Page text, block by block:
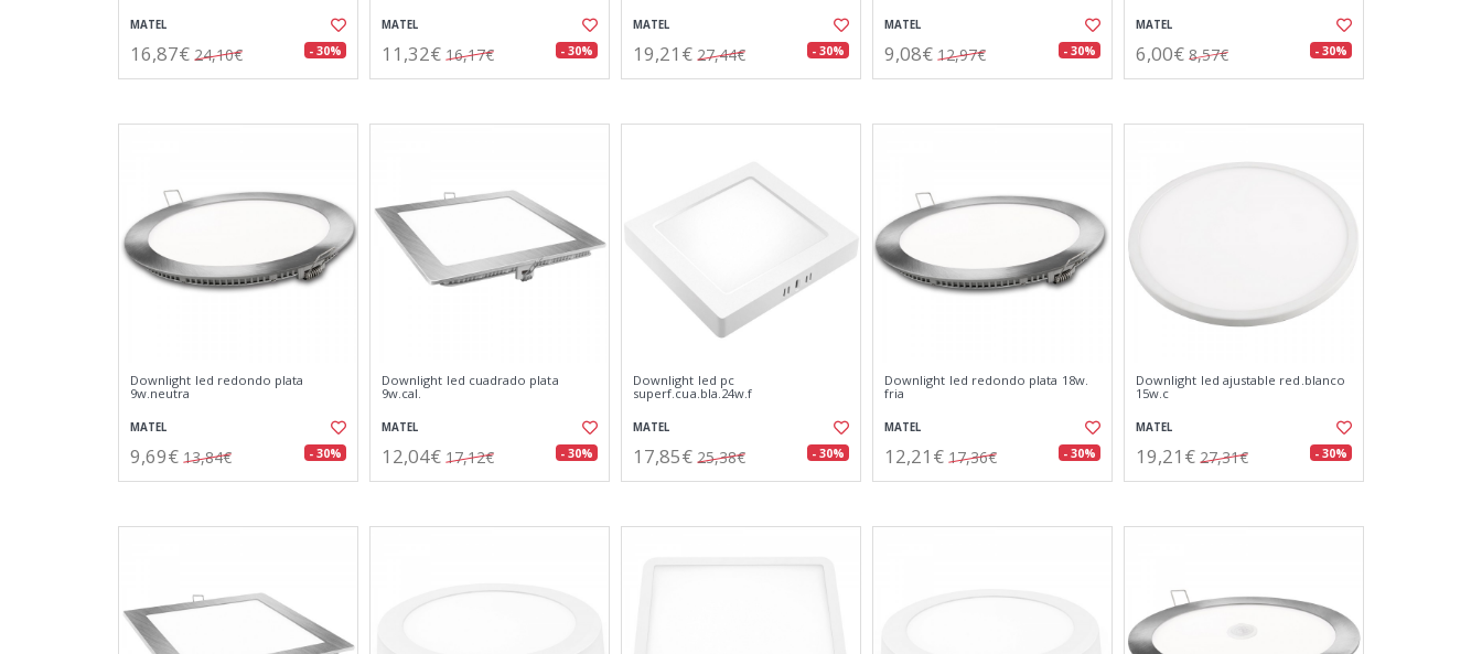
MATEL
16,87€ 24,10€ - 30%
MATEL
11,32€ 16,17€ - 30%
MATEL
19,21€ 27,44€ - 30%
MATEL
9,08€ 12,97€ - 30%
MATEL
6,00€ 8,57€ - 30%
Downlight led redondo plata
9w.neutra
MATEL
9,69€ 13,84€ - 30%
Downlight led cuadrado plata
9w.cal.
MATEL
12,04€ 17,12€ - 30%
Downlight led pc
superf.cua.bla.24w.f
MATEL
17,85€ 25,38€ - 30%
Downlight led redondo plata 18w.
fria
MATEL
12,21€ 17,36€ - 30%
Downlight led ajustable red.blanco
15w.c
MATEL
19,21€ 27,31€ - 30%